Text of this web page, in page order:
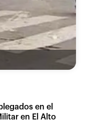
en el
en El Alto